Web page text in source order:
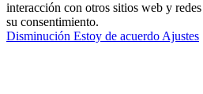
interacción con otros sitios web y
su consentimiento.
Disminución Estoy de acuerdo Ajustes